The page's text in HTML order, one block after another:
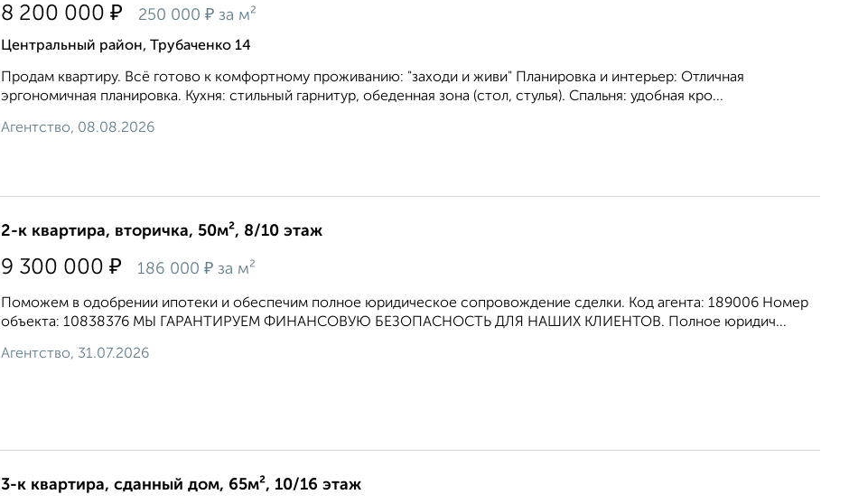
8 200 000 ₽ 250 000 ₽ за м²
Центральный район, Трубаченко 14
Продам квартиру. Всё готово к комфортному проживанию: "заходи и живи" Планировка и интерьер: Отличная
эргономичная планировка. Кухня: стильный гарнитур, обеденная зона (стол, стулья). Спальня: удобная кро...
Агентство, 08.08.2026
2-к квартира, вторичка, 50м², 8/10 этаж
9 300 000 ₽ 186 000 ₽ за м²
Поможем в одобрении ипотеки и обеспечим полное юридическое сопровождение сделки. Код агента: 189006 Номер
объекта: 10838376 МЫ ГАРАНТИРУЕМ ФИНАНСОВУЮ БЕЗОПАСНОСТЬ ДЛЯ НАШИХ КЛИЕНТОВ. Полное юридич...
Агентство, 31.07.2026
3-к квартира, сданный дом, 65м², 10/16 этаж